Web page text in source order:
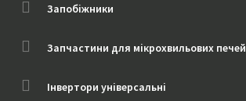
Запобіжники
Запчастини для мікрохвильових печей
Інвертори універсальні